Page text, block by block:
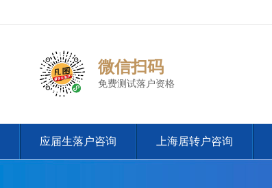
微信扫码
免费测试落户资格
应届生落户咨询 上海居转户咨询